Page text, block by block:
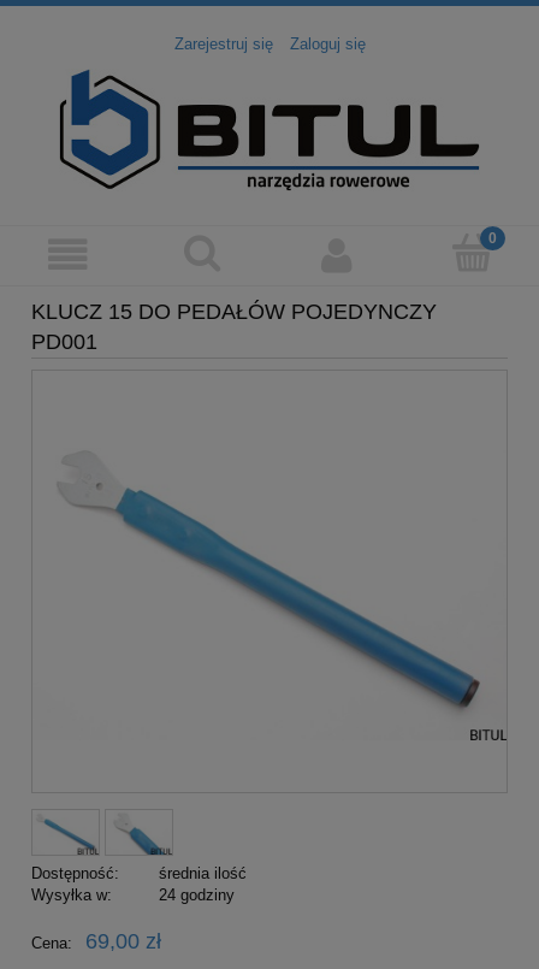
Zarejestruj się Zaloguj się
KLUCZ 15 DO PEDAŁÓW POJEDYNCZY
PD001
Dostępność:
średnia ilość
Wysyłka w:
24 godziny
Cena: 69,00 zł